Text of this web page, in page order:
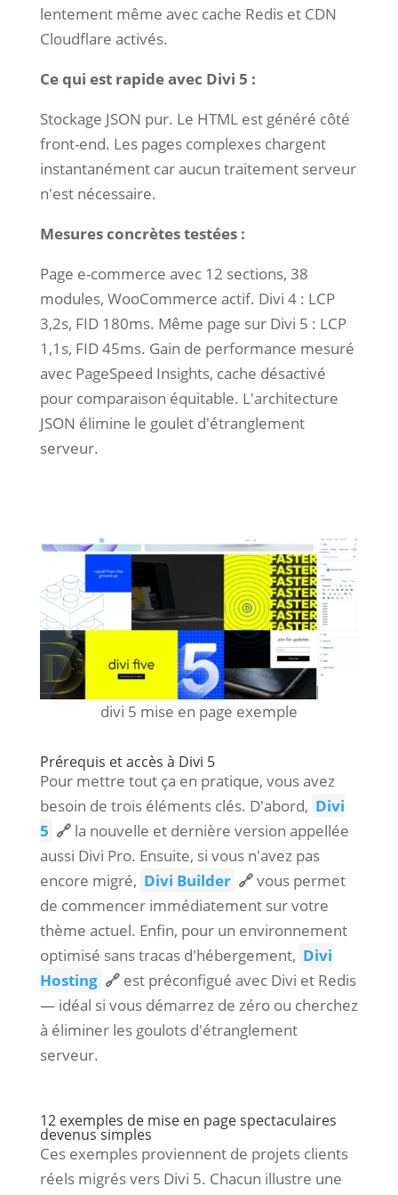
lentement même avec cache Redis et CDN
Cloudflare activés.
Ce qui est rapide avec Divi 5 :
Stockage JSON pur. Le HTML est généré côté
front-end. Les pages complexes chargent
instantanément car aucun traitement serveur
n'est nécessaire.
Mesures concrètes testées :
Page e-commerce avec 12 sections, 38
modules, WooCommerce actif. Divi 4 : LCP
3,2s, FID 180ms. Même page sur Divi 5 : LCP
1,1s, FID 45ms. Gain de performance mesuré
avec PageSpeed Insights, cache désactivé
pour comparaison équitable. L'architecture
JSON élimine le goulet d'étranglement
serveur.
divi 5 mise en page exemple
Prérequis et accès à Divi 5
Pour mettre tout ça en pratique, vous avez
besoin de trois éléments clés. D'abord, Divi
5 🔗la nouvelle et dernière version appellée
aussi Divi Pro. Ensuite, si vous n'avez pas
encore migré, Divi Builder 🔗vous permet
de commencer immédiatement sur votre
thème actuel. Enfin, pour un environnement
optimisé sans tracas d'hébergement, Divi
Hosting 🔗est préconfigué avec Divi et Redis
— idéal si vous démarrez de zéro ou cherchez
à éliminer les goulots d'étranglement
serveur.
12 exemples de mise en page spectaculaires
devenus simples
Ces exemples proviennent de projets clients
réels migrés vers Divi 5. Chacun illustre une